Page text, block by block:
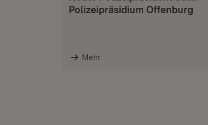
Polizeipräsidium Offenburg
Mehr